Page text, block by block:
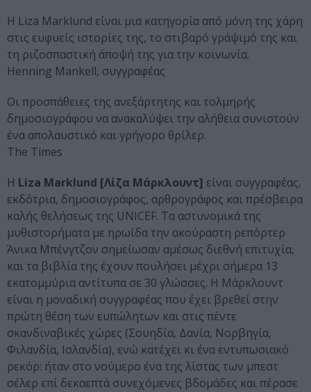
H Liza Marklund είναι μια κατηγορία από μόνη της χάρη
στις ευφυείς ιστορίες της, το στιβαρό γράψιμό της και
τη ριζοσπαστική άποψή της για την κοινωνία.
Henning Mankell, συγγραφέας
Οι προσπάθειες της ανεξάρτητης και τολμηρής
δημοσιογράφου να ανακαλύψει την αλήθεια συνιστούν
ένα απολαυστικό και γρήγορο θρίλερ.
The Times
Η Liza Marklund [Λίζα Μάρκλουντ] είναι συγγραφέας,
εκδότρια, δημοσιογράφος, αρθρογράφος και πρέσβειρα
καλής θελήσεως της UNICEF. Τα αστυνομικά της
μυθιστορήματα με ηρωίδα την ακούραστη ρεπόρτερ
Άνικα Μπένγτζον σημείωσαν αμέσως διεθνή επιτυχία,
και τα βιβλία της έχουν πουλήσει μέχρι σήμερα 13
εκατομμύρια αντίτυπα σε 30 γλώσσες. Η Μάρκλουντ
είναι η μοναδική συγγραφέας που έχει βρεθεί στην
πρώτη θέση των ευπώλητων και στις πέντε
σκανδιναβικές χώρες (Σουηδία, Δανία, Νορβηγία,
Φιλανδία, Ισλανδία), ενώ κατέχει κι ένα εντυπωσιακό
ρεκόρ: ήταν στο νούμερο ένα της λίστας των μπεστ
σέλερ επί δεκαεπτά συνεχόμενες βδομάδες και πέρασε